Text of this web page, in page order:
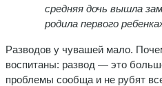
средняя дочь вышла
родила первого
Разводов у чувашей мало.
воспитаны: развод — это
проблемы сообща и не рубят